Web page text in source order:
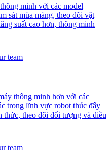
minh với các model
sát mùa màng, theo dõi vật
suất cao hơn, thông minh
thông minh hơn với các
trong lĩnh vực robot thúc đẩy
thức, theo dõi đối tượng và điều